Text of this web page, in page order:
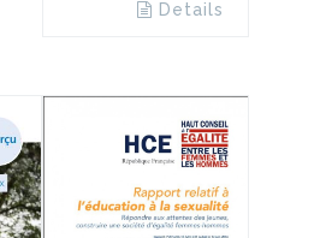
Details